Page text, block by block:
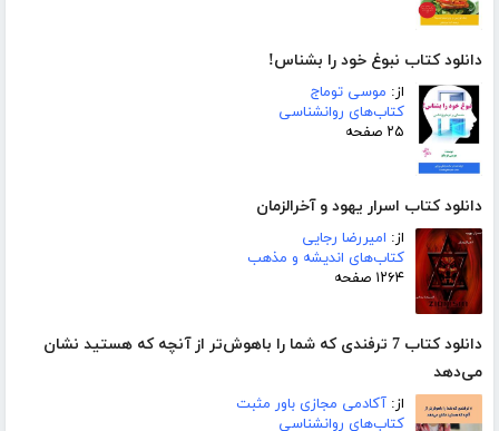
دانلود کتاب نبوغ خود را بشناس!
از: موسی توماج
کتاب‌های روانشناسی
۲۵ صفحه
دانلود کتاب اسرار یهود و آخرالزمان
از: امیررضا رجایی
کتاب‌های اندیشه و مذهب
۱۲۶۴ صفحه
دانلود کتاب 7 ترفندی که شما را باهوش‌‌تر از آنچه که هستید نشان
می‌دهد
از: آکادمی مجازی باور مثبت
کتاب‌های روانشناسی